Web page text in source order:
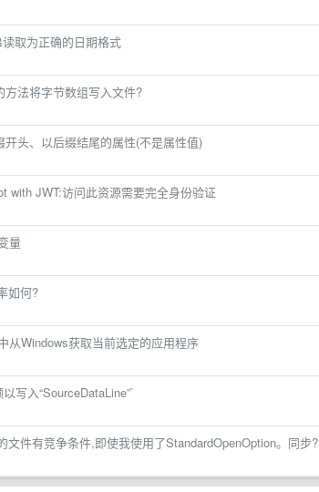
取为正确的日期格式
法将字节数组写入文件?
开头、以后缀结尾的属性(不是属性值)
with JWT:访问此资源需要完全身份验证
量
如何?
从Windows获取当前选定的应用程序
写入“SourceDataLine”`
文件有竞争条件,即使我使用了StandardOpenOption。同步?